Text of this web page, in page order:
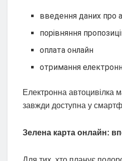
введення даних про
порівняння
оплата онлайн
отримання
Електронна автоцивілка
завжди доступна у
Зелена карта онлайн: